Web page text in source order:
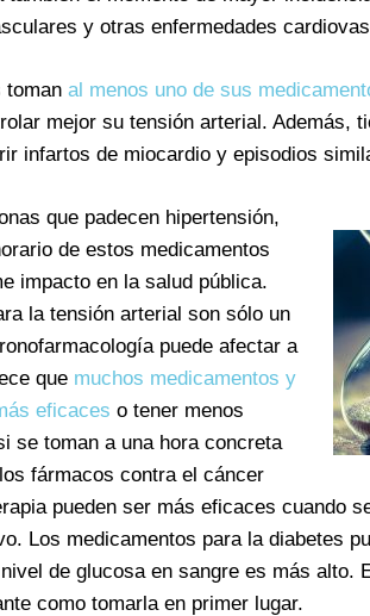
y otras enfermedades
toman al menos uno de sus
mejor su tensión arterial. Además,
infartos de miocardio y episodios
que padecen hipertensión,
de estos medicamentos
impacto en la salud pública.
la tensión arterial son sólo un
puede afectar a
que muchos medicamentos y
eficaces o tener menos
se toman a una hora concreta
fármacos contra el cáncer
pueden ser más eficaces cuando
Los medicamentos para la diabetes
de glucosa en sangre es más alto.
como tomarla en primer lugar.